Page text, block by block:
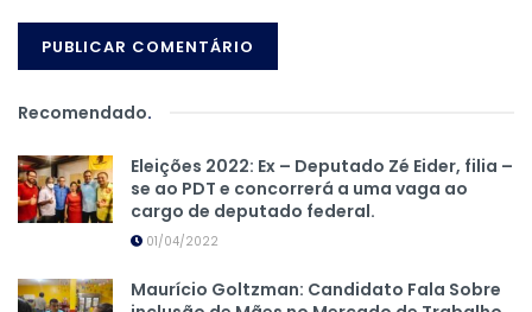
Recomendado.
Eleições 2022: Ex – Deputado Zé Eider, filia –
se ao PDT e concorrerá a uma vaga ao
cargo de deputado federal.
01/04/2022
Maurício Goltzman: Candidato Fala Sobre